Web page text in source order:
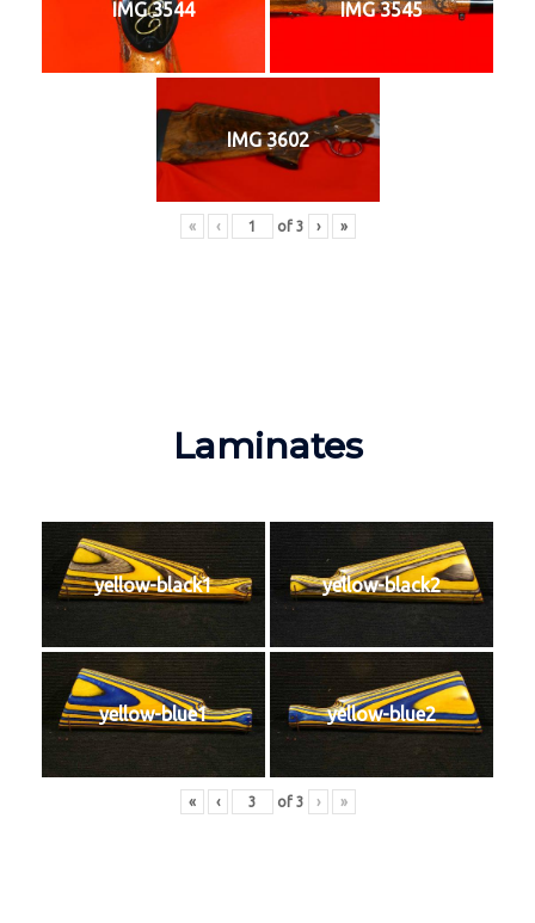
IMG 3544 IMG 3545
IMG 3602
« ‹ of 3 › »
Laminates
yellow-black1 yellow-black2
yellow-blue1 yellow-blue2
« ‹ of 3 › »